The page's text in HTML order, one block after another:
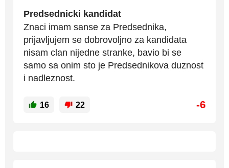
Predsednicki kandidat
Znaci imam sanse za Predsednika,
prijavljujem se dobrovoljno za kandidata
nisam clan nijedne stranke, bavio bi se
samo sa onim sto je Predsednikova duznost
i nadleznost.
16 22 -6